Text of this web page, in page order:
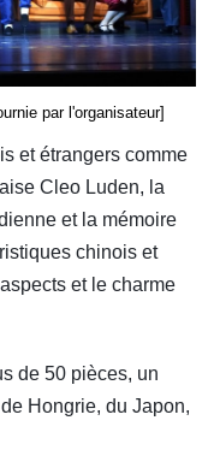
par l'organisateur]
et étrangers comme
Cleo Luden, la
et la mémoire
chinois et
et le charme
de 50 pièces, un
Hongrie, du Japon,